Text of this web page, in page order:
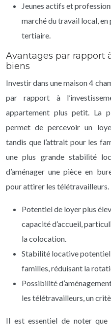
Jeunes actifs et
marché du travail local,
tertiaire.
Avantages par rapport
biens
Investir dans une maison 4
par rapport à
appartement plus petit. La
permet de percevoir un
tandis que l’attrait pour les
une plus grande stabilité
d’aménager une pièce en
pour attirer les télétravailleurs.
Potentiel de loyer plus
capacité d’accueil,
la colocation.
Stabilité locative
familles, réduisant la
Possibilité
les télétravailleurs, un
Il est essentiel de noter que